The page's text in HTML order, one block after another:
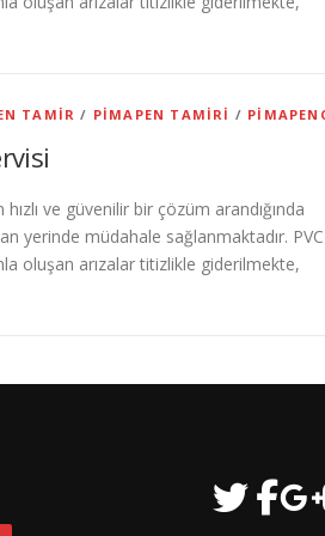
TAMIR / PIMAPEN TAMIRI /
ve güvenilir bir çözüm arandığında
yerinde müdahale sağlanmaktadır. PVC
oluşan arızalar titizlikle giderilmekte,